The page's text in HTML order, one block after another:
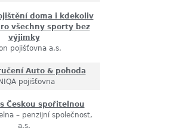
doma i kdekoliv
všechny sporty bez
výjimky
pojišťovna a.s.
Auto & pohoda
pojišťovna
Českou spořitelnou
– penzijní společnost,
a.s.